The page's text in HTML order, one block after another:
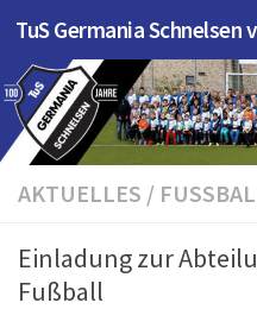
Zum Inhalt springen
TuS Germania Schnelsen
AKTUELLES /
Einladung zur
Fußball